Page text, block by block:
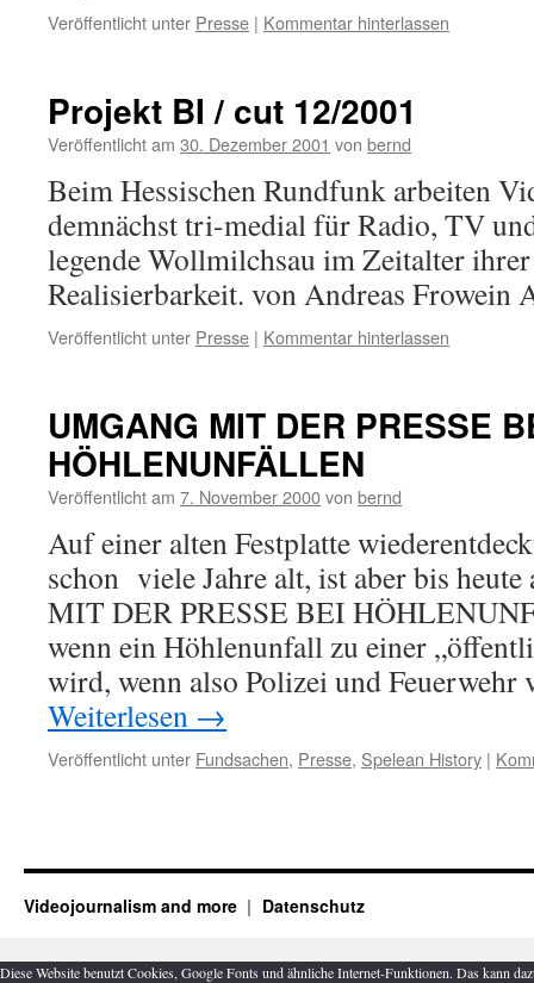
Veröffentlicht unter Presse | Kommentar hinterlassen
Projekt BI / cut 12/2001
Veröffentlicht am 30. Dezember 2001 von bernd
Beim Hessischen Rundfunk arbeiten
demnächst tri-medial für Radio, TV
legende Wollmilchsau im Zeitalter
Realisierbarkeit. von Andreas Frowein
Veröffentlicht unter Presse | Kommentar hinterlassen
UMGANG MIT DER PRESSE
HÖHLENUNFÄLLEN
Veröffentlicht am 7. November 2000von bernd
Auf einer alten Festplatte
schon viele Jahre alt, ist aber bis
MIT DER PRESSE BEI
wenn ein Höhlenunfall zu einer
wird, wenn also Polizei und
Weiterlesen →
Veröffentlicht unter Fundsachen, Presse, Spelean History |
Videojournalism and more Datenschutz
Diese Website benutzt Cookies, Google Fonts und ähnliche Internet-Funktionen. Das kann